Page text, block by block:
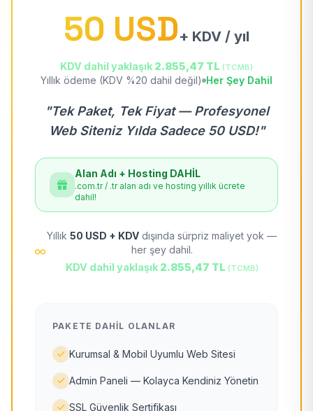
50 USD+ KDV / yıl
KDV dahil yaklaşık 2.855,47 TL (TCMB)
Yıllık ödeme (KDV %20 dahil değil) Her Şey Dahil
"Tek Paket, Tek Fiyat — Profesyonel
Web Siteniz Yılda Sadece 50 USD!"
Alan Adı + Hosting DAHİL
.com.tr / .tr alan adı ve hosting yıllık ücrete
dahil!
Yıllık 50 USD + KDV dışında sürpriz maliyet yok —
her şey dahil.
KDV dahil yaklaşık 2.855,47 TL (TCMB)
PAKETE DAHIL OLANLAR
Kurumsal & Mobil Uyumlu Web Sitesi
Admin Paneli — Kolayca Kendiniz Yönetin
SSL Güvenlik Sertifikası